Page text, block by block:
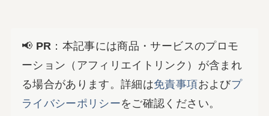
📢 PR ：本記事には商品・サービスのプロモ
ーション（アフィリエイトリンク）が含まれ
る場合があります。詳細は免責事項およびプ
ライバシーポリシーをご確認ください。